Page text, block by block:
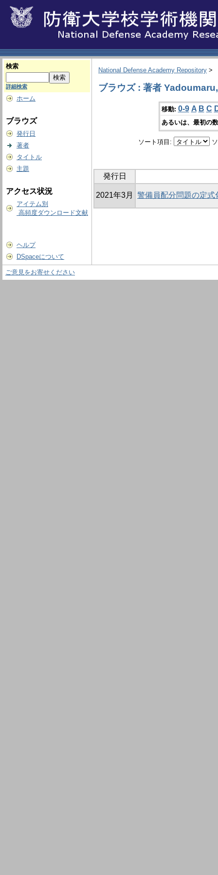
検索
詳細検索
ホーム
ブラウズ
発行日
著者
タイトル
主題
アクセス状況
アイテム別
高頻度ダウンロード文献
ヘルプ
DSpaceについて
National Defense Academy Repository >
ブラウズ : 著者
移動: 0-9 A B C
あるいは、最初の
ソート項目:
発行日
2021年3月 警備員配分問題の定式
ご意見をお寄せください